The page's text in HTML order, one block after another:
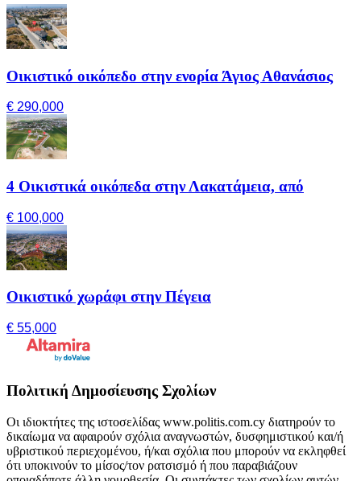
Οικιστικό οικόπεδο στην ενορία Άγιος Αθανάσιος
€ 290,000
4 Οικιστικά οικόπεδα στην Λακατάμεια, από
€ 100,000
Οικιστικό χωράφι στην Πέγεια
€ 55,000
Πολιτική Δημοσίευσης Σχολίων
Οι ιδιοκτήτες της ιστοσελίδας www.politis.com.cy διατηρούν το
δικαίωμα να αφαιρούν σχόλια αναγνωστών, δυσφημιστικού και/ή
υβριστικού περιεχομένου, ή/και σχόλια που μπορούν να εκληφθεί
ότι υποκινούν το μίσος/τον ρατσισμό ή που παραβιάζουν